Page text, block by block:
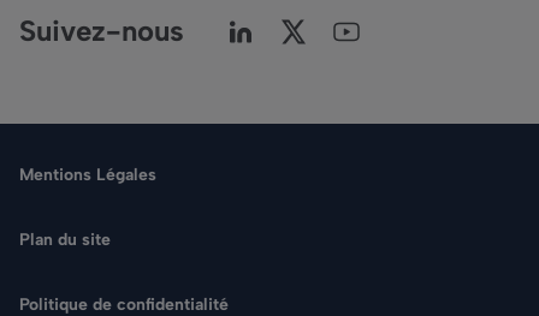
Suivez-nous
Mentions Légales
Plan du site
Politique de confidentialité